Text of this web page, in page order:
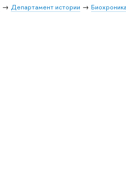
Департамент истории